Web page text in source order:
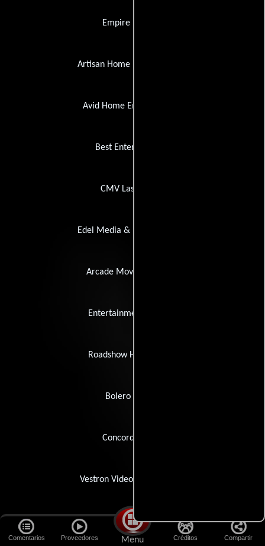
Comentarios Proveedores Menu Créditos Compartir
Empire Pictures
Artisan Home Entertainment
Avid Home Entertainment
Best Entertainment
CMV Laservision
Edel Media & Entertainment
Arcade Movie Company
Entertainment in Video
Roadshow Home Video
Bolero Studios
Concorde Video
Vestron Video International
Vestron Video